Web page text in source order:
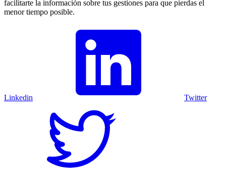
facilitarte la información sobre tus gestiones para que pierdas el
menor tiempo posible.
Linkedin Twitter